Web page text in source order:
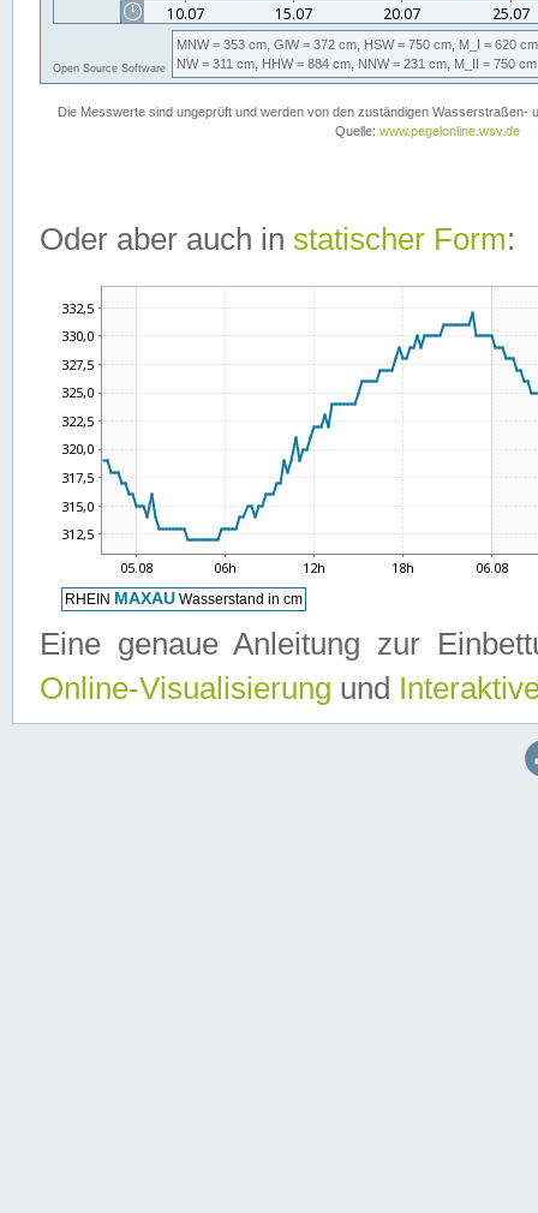
Oder aber auch in statischer Form:
Eine genaue Anleitung zur
Online-Visualisierung und